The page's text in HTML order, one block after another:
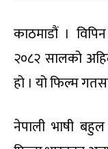
काठमाडौं ।
२०८२ सालको
हो । यो फिल्म
नेपाली भाषी